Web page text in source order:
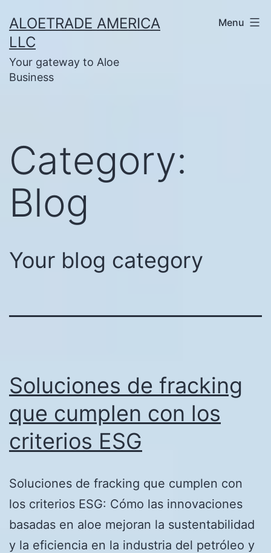
to
content
ALOETRADE AMERICA
LLC
Your gateway to Aloe
Business
Menu
Category:
Blog
Your blog category
Soluciones de fracking
que cumplen con los
criterios ESG
Soluciones de fracking que cumplen con
los criterios ESG: Cómo las innovaciones
basadas en aloe mejoran la sustentabilidad
y la eficiencia en la industria del petróleo y